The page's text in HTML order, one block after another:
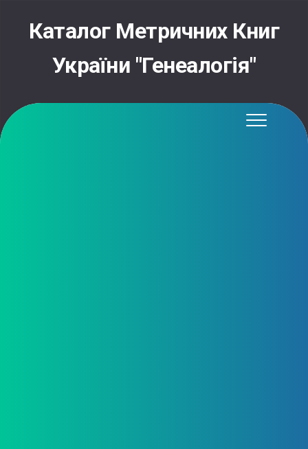
contentКаталог Метричних Книг
України "Генеалогія"